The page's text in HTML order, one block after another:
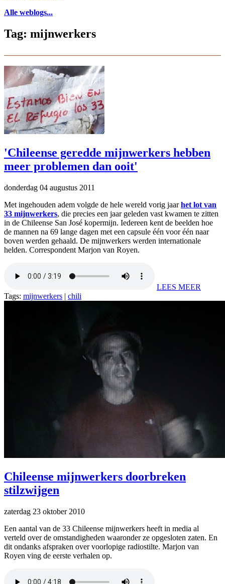
Alle weblogs...
Tag: mijnwerkers
'Chileense geredde mijnwerkers hebben
meer problemen dan ooit'
donderdag 04 augustus 2011
Met ingehouden adem volgde de hele wereld vorig jaarhet lot van
33 mijnwerkers, die precies een jaar geleden vast kwamen te zitten
in de Chileense San José kopermijn. Iedereen kent de beelden hoe
de mannen na 69 lange dagen met een capsule één voor één naar
boven werden gehaald. De mijnwerkers werden internationale
helden. Correspondent Marjon van Royen.
LEES MEER
Tags: mijnwerkers | chili
Chileense mijnwerkers doorbreken
stilzwijgen
zaterdag 23 oktober 2010
Een aantal van de 33 Chileense mijnwerkers heeft in media al
verteld over de omstandigheden waaronder ze opgesloten zaten. En
dit ondanks afspraken over voorlopige radiostilte. Marjon van
Royen ving de eerste verhalen op.